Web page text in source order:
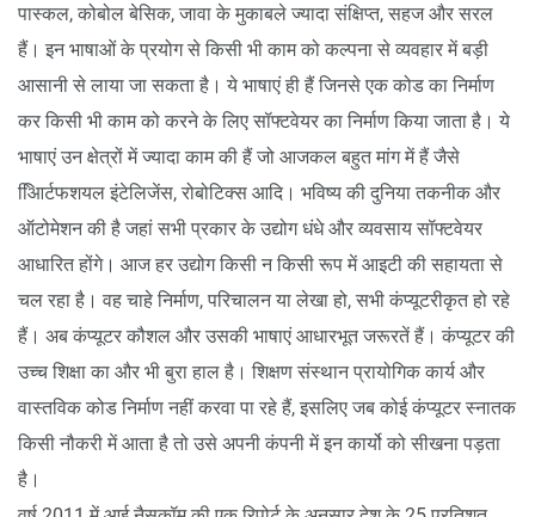
पास्कल, कोबोल बेसिक, जावा के मुकाबले ज्यादा संक्षिप्त, सहज और सरल
हैं। इन भाषाओं के प्रयोग से किसी भी काम को कल्पना से व्यवहार में बड़ी
आसानी से लाया जा सकता है। ये भाषाएं ही हैं जिनसे एक कोड का निर्माण
कर किसी भी काम को करने के लिए सॉफ्टवेयर का निर्माण किया जाता है। ये
भाषाएं उन क्षेत्रों में ज्यादा काम की हैं जो आजकल बहुत मांग में हैं जैसे
आििर्टफशयल इंटेलिजेंस, रोबोटिक्स आदि। भविष्य की दुनिया तकनीक और
ऑटोमेशन की है जहां सभी प्रकार के उद्योग धंधे और व्यवसाय सॉफ्टवेयर
आधारित होंगे। आज हर उद्योग किसी न किसी रूप में आइटी की सहायता से
चल रहा है। वह चाहे निर्माण, परिचालन या लेखा हो, सभी कंप्यूटरीकृत हो रहे
हैं। अब कंप्यूटर कौशल और उसकी भाषाएं आधारभूत जरूरतें हैं। कंप्यूटर की
उच्च शिक्षा का और भी बुरा हाल है। शिक्षण संस्थान प्रायोगिक कार्य और
वास्तविक कोड निर्माण नहीं करवा पा रहे हैं, इसलिए जब कोई कंप्यूटर स्नातक
किसी नौकरी में आता है तो उसे अपनी कंपनी में इन कार्यो को सीखना पड़ता
है।